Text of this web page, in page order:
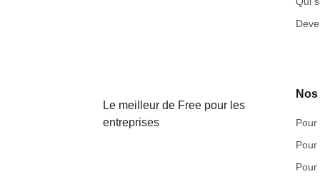
Le meilleur de Free pour les
entreprises
Pour
Pour
Pour